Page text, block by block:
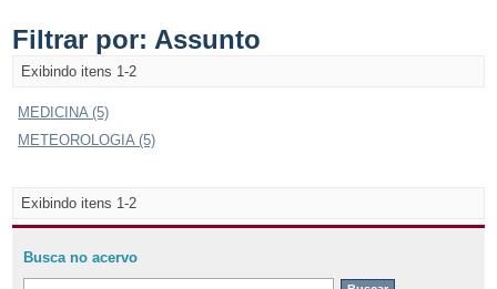
Filtrar por: Assunto
Exibindo itens 1-2
MEDICINA (5)
METEOROLOGIA (5)
Exibindo itens 1-2
Busca no acervo